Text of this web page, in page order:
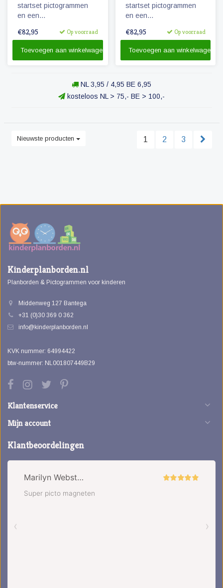
startset pictogrammen
en een
€82,95 Op voorraad
Toevoegen aan winkelwagen
startset pictogrammen
en een
€82,95 Op voorraad
Toevoegen aan winkelwagen
NL 3,95 / 4,95 BE 6,95
kosteloos NL > 75,- BE > 100,-
Nieuwste producten 1 2 3
Kinderplanborden.nl
Planborden & Pictogrammen voor kinderen
Middenweg 127 Bantega
+31 (0)30 369 0 362
info@kinderplanborden.nl
KVK nummer: 64994422
btw-nummer: NL001807449B29
Klantenservice
Mijn account
Klantbeoordelingen